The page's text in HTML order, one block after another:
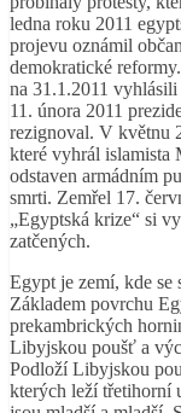
ledna roku 2011
projevu oznámil
demokratické
na 31.1.2011
11. února 2011
rezignoval. V květnu
které vyhrál islamista
odstaven armádním
smrti. Zemřel 17.
„Egyptská krize“ si
zatčených.
Egypt je zemí, kde se
Základem povrchu
prekambrických
Libyjskou poušť a
Podloží Libyjskou
kterých leží třetihorní